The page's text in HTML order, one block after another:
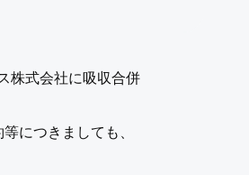
株式会社に吸収合併
につきましても、